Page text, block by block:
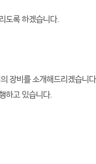
도록 하겠습니다.
장비를 소개해드리겠습
하고 있습니다.